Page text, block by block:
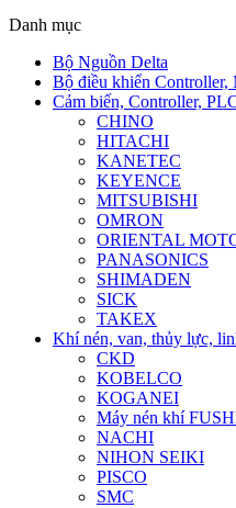
Danh mục
Bộ Nguồn Delta
Bộ điều khiển Controller,
Cảm biến, Controller,
CHINO
HITACHI
KANETEC
KEYENCE
MITSUBISHI
OMRON
ORIENTAL
PANASONICS
SHIMADEN
SICK
TAKEX
Khí nén, van, thủy lực,
CKD
KOBELCO
KOGANEI
Máy nén khí
NACHI
NIHON SEIKI
PISCO
SMC